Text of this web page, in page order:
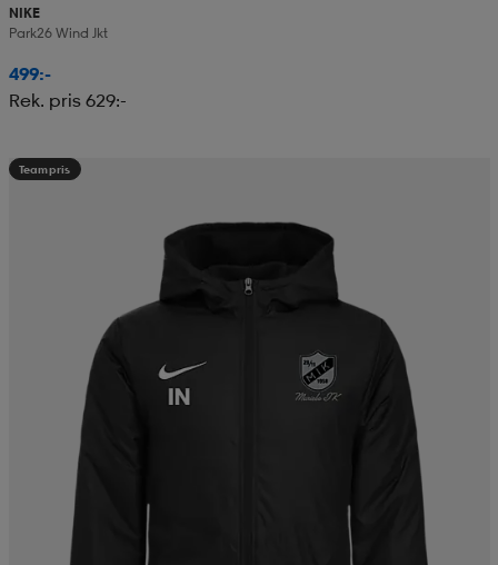
NIKE
Park26 Wind Jkt
499:-
Rek. pris 629:-
Teampris